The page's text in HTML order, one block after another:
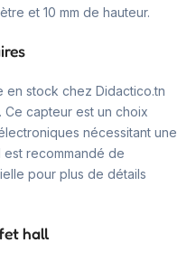
et 10 mm de hauteur.
en stock chez Didactico.tn
capteur est un choix
nécessitant une
recommandé de
pour plus de détails
hall